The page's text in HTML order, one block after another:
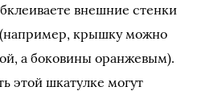
внешние стенки
(например, крышку можно
а боковины оранжевым).
этой шкатулке могут